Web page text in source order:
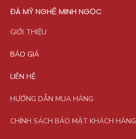
ĐÁ MỸ NGHỆ MINH NGỌC
GIỚI THIỆU
BÁO GIÁ
LIÊN HỆ
HƯỚNG DẪN MUA HÀNG
CHÍNH SÁCH BẢO MẬT KHÁCH HÀNG